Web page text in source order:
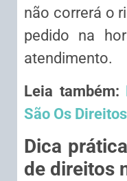
não correrá o
pedido na
atendimento.
Leia também:
São Os
Dica
de direitos